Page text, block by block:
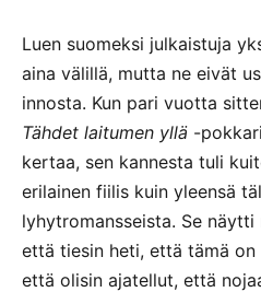
Luen suomeksi julkaistuja
aina välillä, mutta ne eivät
innosta. Kun pari vuotta
Tähdet laitumen yllä -
kertaa, sen kannesta tuli
erilainen fiilis kuin yleensä
lyhytromansseista. Se
että tiesin heti, että tämä on
että olisin ajatellut, että